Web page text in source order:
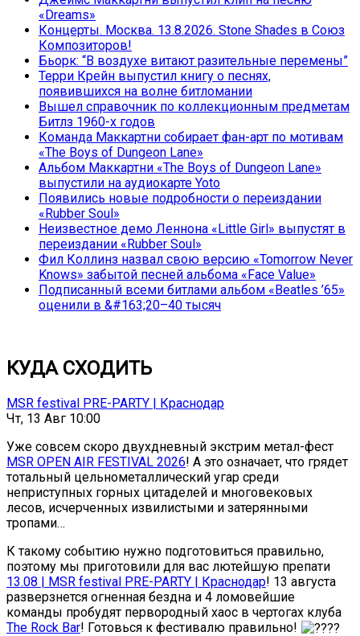
«Dreams»
Концерты. Москва. 13.8.2026. Stone Shades в Союз
Композиторов!
Бьорк: “В воздухе витают разительные перемены”
Терри Крейн выпустил книгу о песнях,
появившихся на волне битломании
Вышел справочник по коллекционным предметам
Битлз 1960-х годов
Команда Маккартни собирает фан-арт по мотивам
«The Boys of Dungeon Lane»
Альбом Маккартни «The Boys of Dungeon Lane»
выпустили на аудиокарте Yoto
Появились новые подробности о переиздании
«Rubber Soul»
Неизвестное демо Леннона «Little Girl» выпустят в
переиздании «Rubber Soul»
Фил Коллинз назвал свою версию «Tomorrow Never
Knows» забытой песней альбома «Face Value»
Подписанный всеми битлами альбом «Beatles ’65»
оценили в &#163;20–40 тысяч
КУДА СХОДИТЬ
MSR festival PRE-PARTY | Краснодар
Чт, 13 Авг 10:00
Уже совсем скоро двухдневный экстрим метал-фест
MSR OPEN AIR FESTIVAL 2026! А это означает, что грядет
тотальный цельнометаллический угар среди
неприступных горных цитаделей и многовековых
лесов, исчерченных извилистыми и затерянными
тропами…
К такому событию нужно подготовиться правильно,
поэтому мы приготовили для вас лютейшую препати
13.08 | MSR festival PRE-PARTY | Краснодар! 13 августа
разверзнется огненная бездна и 4 ломовейшие
команды пробудят первородный хаос в чертогах клуба
The Rock Bar! Готовься к фестивалю правильно!